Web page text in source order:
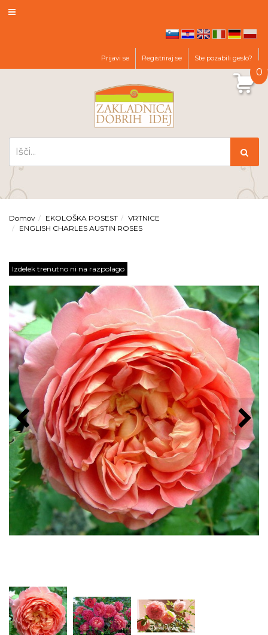
de pl
Prijavi se Registriraj se Ste pozabili geslo?
0
Domov EKOLOŠKA POSEST
VRTNICE
ENGLISH CHARLES AUSTIN ROSES
Izdelek trenutno ni na razpolago